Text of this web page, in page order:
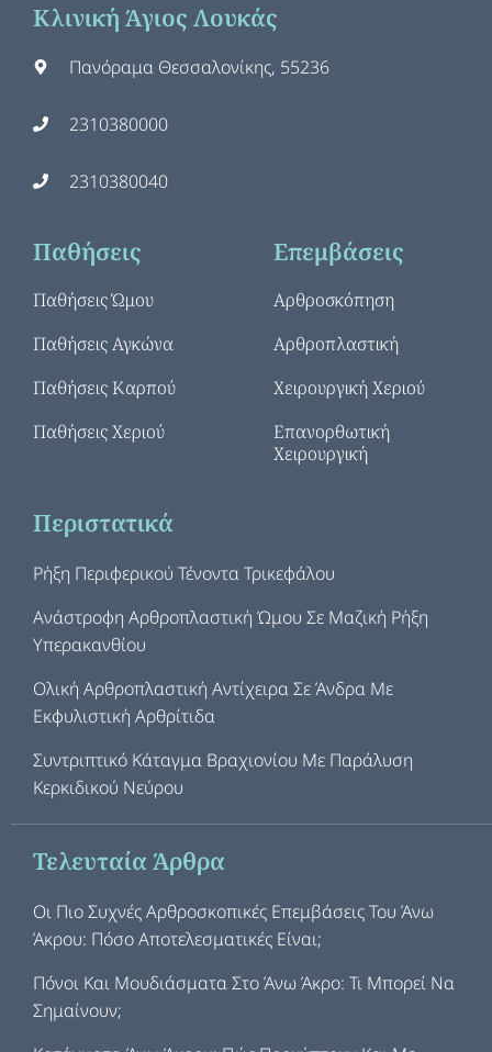
Κλινική Άγιος Λουκάς
Πανόραμα Θεσσαλονίκης, 55236
2310380000
2310380040
Παθήσεις
Παθήσεις Ώμου
Παθήσεις Αγκώνα
Παθήσεις Καρπού
Παθήσεις Χεριού
Επεμβάσεις
Αρθροσκόπηση
Αρθροπλαστική
Χειρουργική Χεριού
Επανορθωτική
Χειρουργική
Περιστατικά
Ρήξη Περιφερικού Τένοντα Τρικεφάλου
Ανάστροφη Αρθροπλαστική Ώμου Σε Μαζική Ρήξη
Υπερακανθίου
Ολική Αρθροπλαστική Αντίχειρα Σε Άνδρα Με
Εκφυλιστική Αρθρίτιδα
Συντριπτικό Κάταγμα Βραχιονίου Με Παράλυση
Κερκιδικού Νεύρου
Τελευταία Άρθρα
Οι Πιο Συχνές Αρθροσκοπικές Επεμβάσεις Του Άνω
Άκρου: Πόσο Αποτελεσματικές Είναι;
Πόνοι Και Μουδιάσματα Στο Άνω Άκρο: Τι Μπορεί Να
Σημαίνουν;